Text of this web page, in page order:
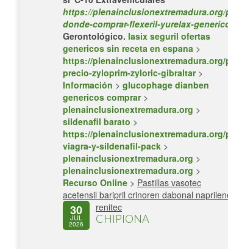
https://
donde-comprar-flexeril-yurelax-
Gerontológico. lasix seguril ofertas
genericos sin receta en espana >
https://
precio-zyloprim-zyloric-gibraltar>
Información > glucophage dianben
genericos comprar>
plenainclusionextremadura.org >
sildenafil barato >
https://
viagra-y-sildenafil-pack >
plenainclusionextremadura.org >
plenainclusionextremadura.org >
Recurso Online > Pastillas vasotec
acetensil baripril crinoren dabonal
renitec
30
JUL
2026 CHIPIONA